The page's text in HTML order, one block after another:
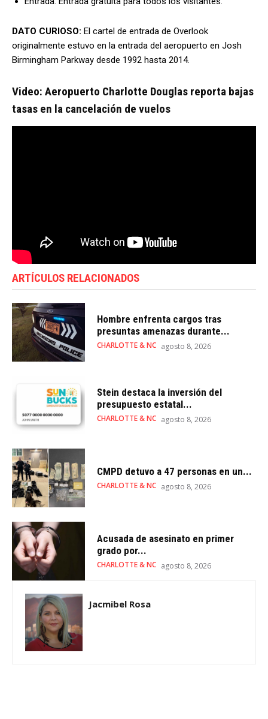
DATO CURIOSO: El cartel de entrada de Overlook
originalmente estuvo en la entrada del aeropuerto en Josh
Birmingham Parkway desde 1992 hasta 2014.
Video: Aeropuerto Charlotte Douglas reporta bajas
tasas en la cancelación de vuelos
ARTÍCULOS RELACIONADOS
Hombre enfrenta cargos tras
presuntas amenazas durante...
CHARLOTTE & NC agosto 8, 2026
Stein destaca la inversión del
presupuesto estatal...
CHARLOTTE & NC agosto 8, 2026
CMPD detuvo a 47 personas en un...
CHARLOTTE & NC agosto 8, 2026
Acusada de asesinato en primer
grado por...
CHARLOTTE & NC agosto 8, 2026
Jacmibel Rosa